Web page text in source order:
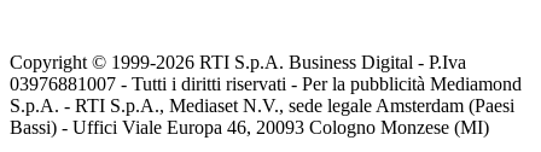
Copyright © 1999-2026 RTI S.p.A. Business Digital - P.Iva
03976881007 - Tutti i diritti riservati - Per la pubblicità Mediamond
S.p.A. - RTI S.p.A., Mediaset N.V., sede legale Amsterdam (Paesi
Bassi) - Uffici Viale Europa 46, 20093 Cologno Monzese (MI)